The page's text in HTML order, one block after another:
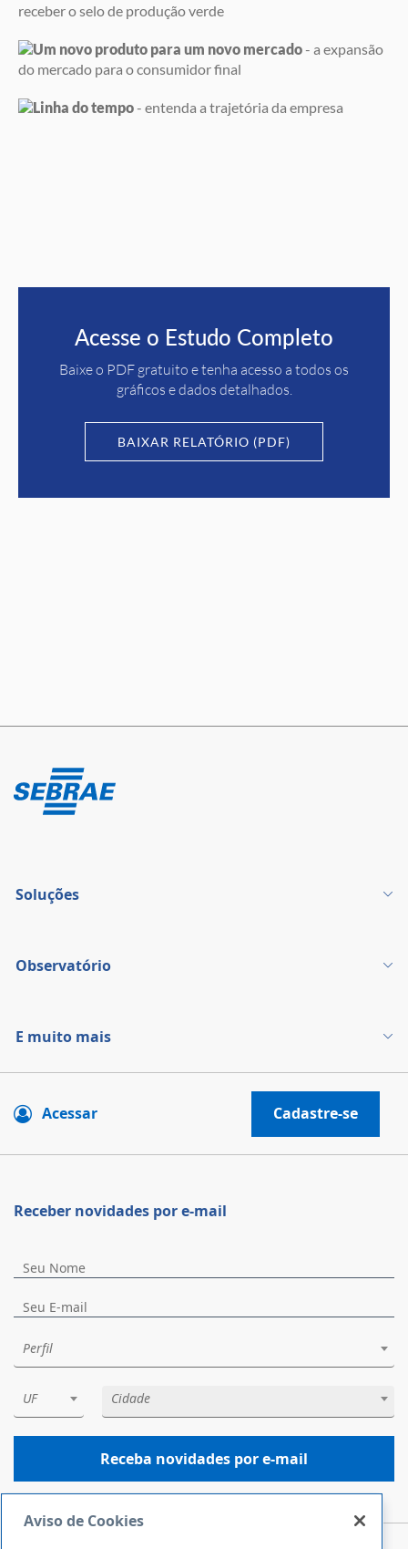
receber o selo de produção verde
Um novo produto para um novo mercado- a expansão
do mercado para o consumidor final
Linha do tempo- entenda a trajetória da empresa
Acesse o Estudo Completo
Baixe o PDF gratuito e tenha acesso a todos os
gráficos e dados detalhados.
BAIXAR RELATÓRIO (PDF)
Soluções
Observatório
E muito mais
Acessar Cadastre-se
Receber novidades por e-mail
Perfil
UF Cidade
Receba novidades por e-mail
Aviso de Cookies